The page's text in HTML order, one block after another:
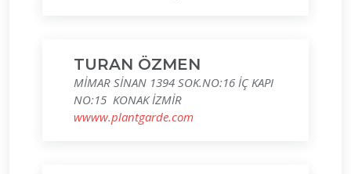
TURAN ÖZMEN
MİMAR SİNAN 1394 SOK.NO:16 İÇ KAPI
NO:15 KONAK İZMİR
wwww.plantgarde.com